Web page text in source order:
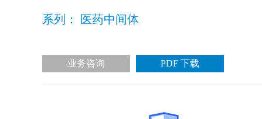
系列： 医药中间体
业务咨询 PDF 下载